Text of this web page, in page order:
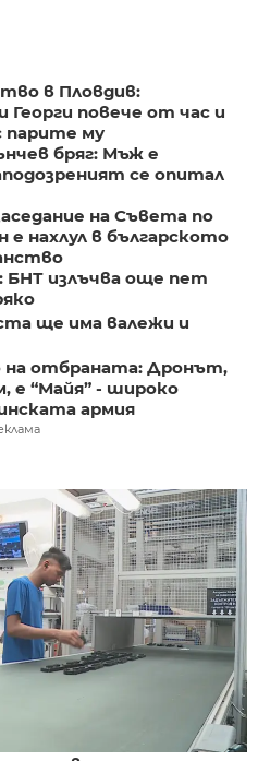
в Пловдив:
повече от час и
парите му
бряг: Мъж е
се опитал
на Съвета по
нахлул в българското
БНТ излъчва още пет
ще има валежи и
отбраната: Дронът,
е “Майя” - широко
армия